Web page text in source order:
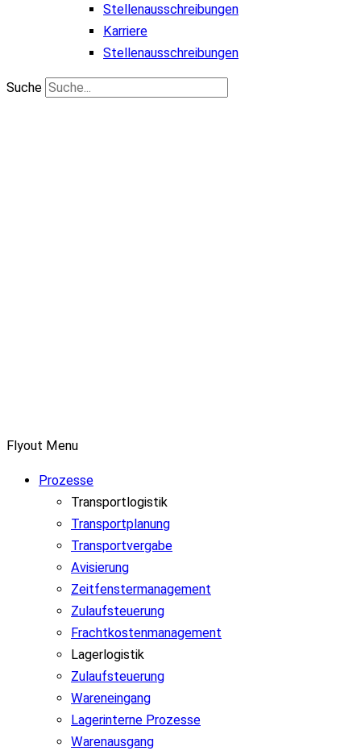
Stellenausschreibungen
Karriere
Stellenausschreibungen
Suche
Flyout Menu
Prozesse
Transportlogistik
Transportplanung
Transportvergabe
Avisierung
Zeitfenstermanagement
Zulaufsteuerung
Frachtkostenmanagement
Lagerlogistik
Zulaufsteuerung
Wareneingang
Lagerinterne Prozesse
Warenausgang